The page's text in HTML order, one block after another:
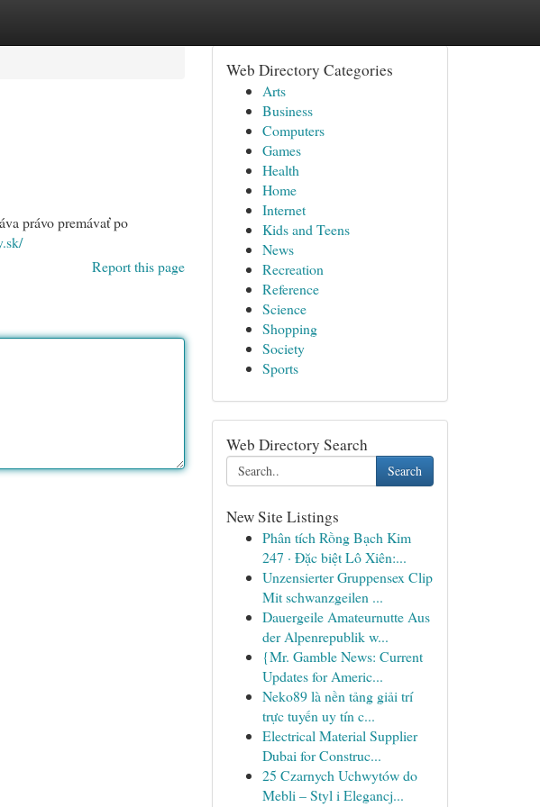
právo premávať po
Report this page
Web Directory Categories
Arts
Business
Computers
Games
Health
Home
Internet
Kids and Teens
News
Recreation
Reference
Science
Shopping
Society
Sports
Web Directory Search
Search
New Site Listings
Phân tích Rồng Bạch Kim
247 · Đặc biệt Lô Xiên:...
Unzensierter Gruppensex Clip
Mit schwanzgeilen ...
Dauergeile Amateurnutte Aus
der Alpenrepublik w...
{Mr. Gamble News: Current
Updates for Americ...
Neko89 là nền tảng giải trí
trực tuyến uy tín c...
Electrical Material Supplier
Dubai for Construc...
25 Czarnych Uchwytów do
Mebli – Styl i Elegancj...